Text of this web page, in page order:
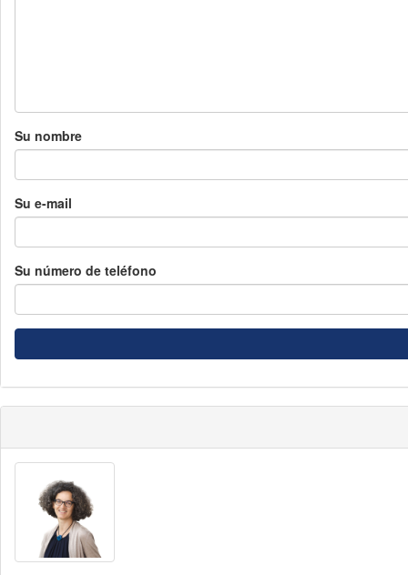
Su nombre
Su e-mail
Su número de teléfono